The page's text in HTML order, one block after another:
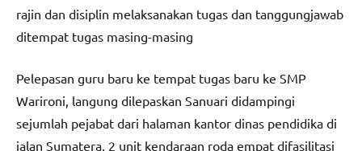
rajin dan disiplin melaksanakan tugas dan tanggungjawab
ditempat tugas masing-masing
Pelepasan guru baru ke tempat tugas baru ke SMP
Warironi, langung dilepaskan Sanuari didampingi
sejumlah pejabat dari halaman kantor dinas pendidika di
jalan Sumatera, 2 unit kendaraan roda empat difasilitasi